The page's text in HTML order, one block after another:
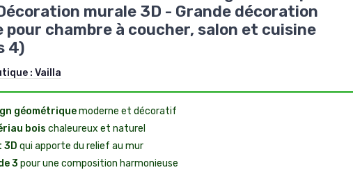
murale 3D - Grande décoration
pour chambre à coucher, salon et cuisine
4)
: Vailla
géométriquemoderne et décoratif
bois chaleureux et naturel
3D qui apporte du relief au mur
3 pour une composition harmonieuse